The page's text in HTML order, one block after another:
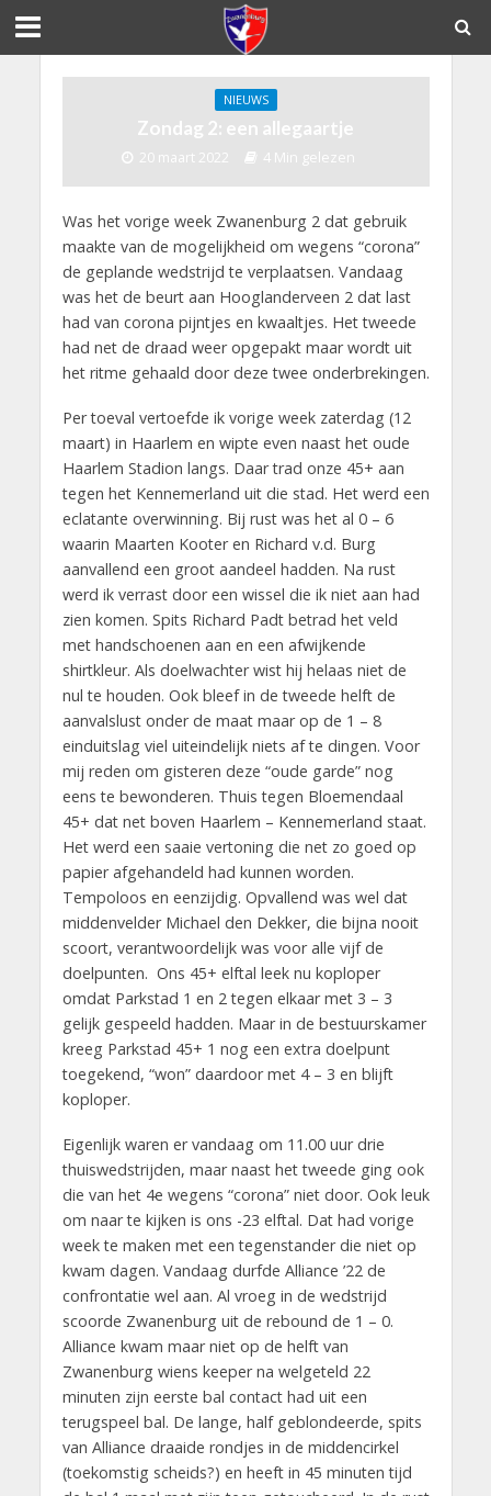
NIEUWS
Zondag 2: een allegaartje
20 maart 2022 4 Min gelezen
Was het vorige week Zwanenburg 2 dat gebruik
maakte van de mogelijkheid om wegens “corona”
de geplande wedstrijd te verplaatsen. Vandaag
was het de beurt aan Hooglanderveen 2 dat last
had van corona pijntjes en kwaaltjes. Het tweede
had net de draad weer opgepakt maar wordt uit
het ritme gehaald door deze twee onderbrekingen.
Per toeval vertoefde ik vorige week zaterdag (12
maart) in Haarlem en wipte even naast het oude
Haarlem Stadion langs. Daar trad onze 45+ aan
tegen het Kennemerland uit die stad. Het werd een
eclatante overwinning. Bij rust was het al 0 – 6
waarin Maarten Kooter en Richard v.d. Burg
aanvallend een groot aandeel hadden. Na rust
werd ik verrast door een wissel die ik niet aan had
zien komen. Spits Richard Padt betrad het veld
met handschoenen aan en een afwijkende
shirtkleur. Als doelwachter wist hij helaas niet de
nul te houden. Ook bleef in de tweede helft de
aanvalslust onder de maat maar op de 1 – 8
einduitslag viel uiteindelijk niets af te dingen. Voor
mij reden om gisteren deze “oude garde” nog
eens te bewonderen. Thuis tegen Bloemendaal
45+ dat net boven Haarlem – Kennemerland staat.
Het werd een saaie vertoning die net zo goed op
papier afgehandeld had kunnen worden.
Tempoloos en eenzijdig. Opvallend was wel dat
middenvelder Michael den Dekker, die bijna nooit
scoort, verantwoordelijk was voor alle vijf de
doelpunten. Ons 45+ elftal leek nu koploper
omdat Parkstad 1 en 2 tegen elkaar met 3 – 3
gelijk gespeeld hadden. Maar in de bestuurskamer
kreeg Parkstad 45+ 1 nog een extra doelpunt
toegekend, “won” daardoor met 4 – 3 en blijft
koploper.
Eigenlijk waren er vandaag om 11.00 uur drie
thuiswedstrijden, maar naast het tweede ging ook
die van het 4e wegens “corona” niet door. Ook leuk
om naar te kijken is ons -23 elftal. Dat had vorige
week te maken met een tegenstander die niet op
kwam dagen. Vandaag durfde Alliance ’22 de
confrontatie wel aan. Al vroeg in de wedstrijd
scoorde Zwanenburg uit de rebound de 1 – 0.
Alliance kwam maar niet op de helft van
Zwanenburg wiens keeper na welgeteld 22
minuten zijn eerste bal contact had uit een
terugspeel bal. De lange, half geblondeerde, spits
van Alliance draaide rondjes in de middencirkel
(toekomstig scheids?) en heeft in 45 minuten tijd